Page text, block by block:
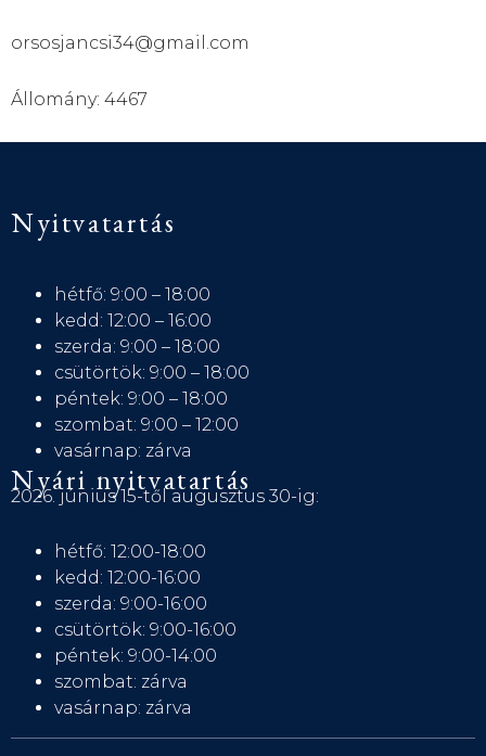
orsosjancsi34@gmail.com
Állomány: 4467
Nyitvatartás
hétfő: 9:00 – 18:00
kedd: 12:00 – 16:00
szerda: 9:00 – 18:00
csütörtök: 9:00 – 18:00
péntek: 9:00 – 18:00
szombat: 9:00 – 12:00
vasárnap: zárva
Nyári nyitvatartás
2026. június 15-től augusztus 30-ig:
hétfő: 12:00-18:00
kedd: 12:00-16:00
szerda: 9:00-16:00
csütörtök: 9:00-16:00
péntek: 9:00-14:00
szombat: zárva
vasárnap: zárva